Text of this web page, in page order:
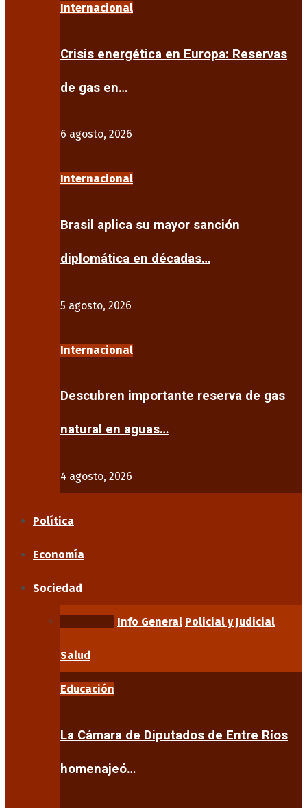
Internacional
Crisis energética en Europa: Reservas
de gas en…
6 agosto, 2026
Internacional
Brasil aplica su mayor sanción
diplomática en décadas…
5 agosto, 2026
Internacional
Descubren importante reserva de gas
natural en aguas…
4 agosto, 2026
Política
Economía
Sociedad
Info General Policial y Judicial
Salud
Educación
La Cámara de Diputados de Entre Ríos
homenajeó…